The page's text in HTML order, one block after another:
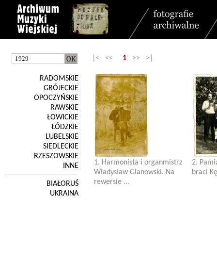
RADOMSKIE
GRÓJECKIE
OPOCZYŃSKIE
RAWSKIE
ŁOWICKIE
ŁÓDZKIE
LUBELSKIE
SIEDLECKIE
RZESZOWSKIE
INNE
BIAŁORUŚ
UKRAINA
|< << 1 >> >|
1. Harmonista i organmistrz
Władysław Glanowski. Na
rewersie ...
2.
braci